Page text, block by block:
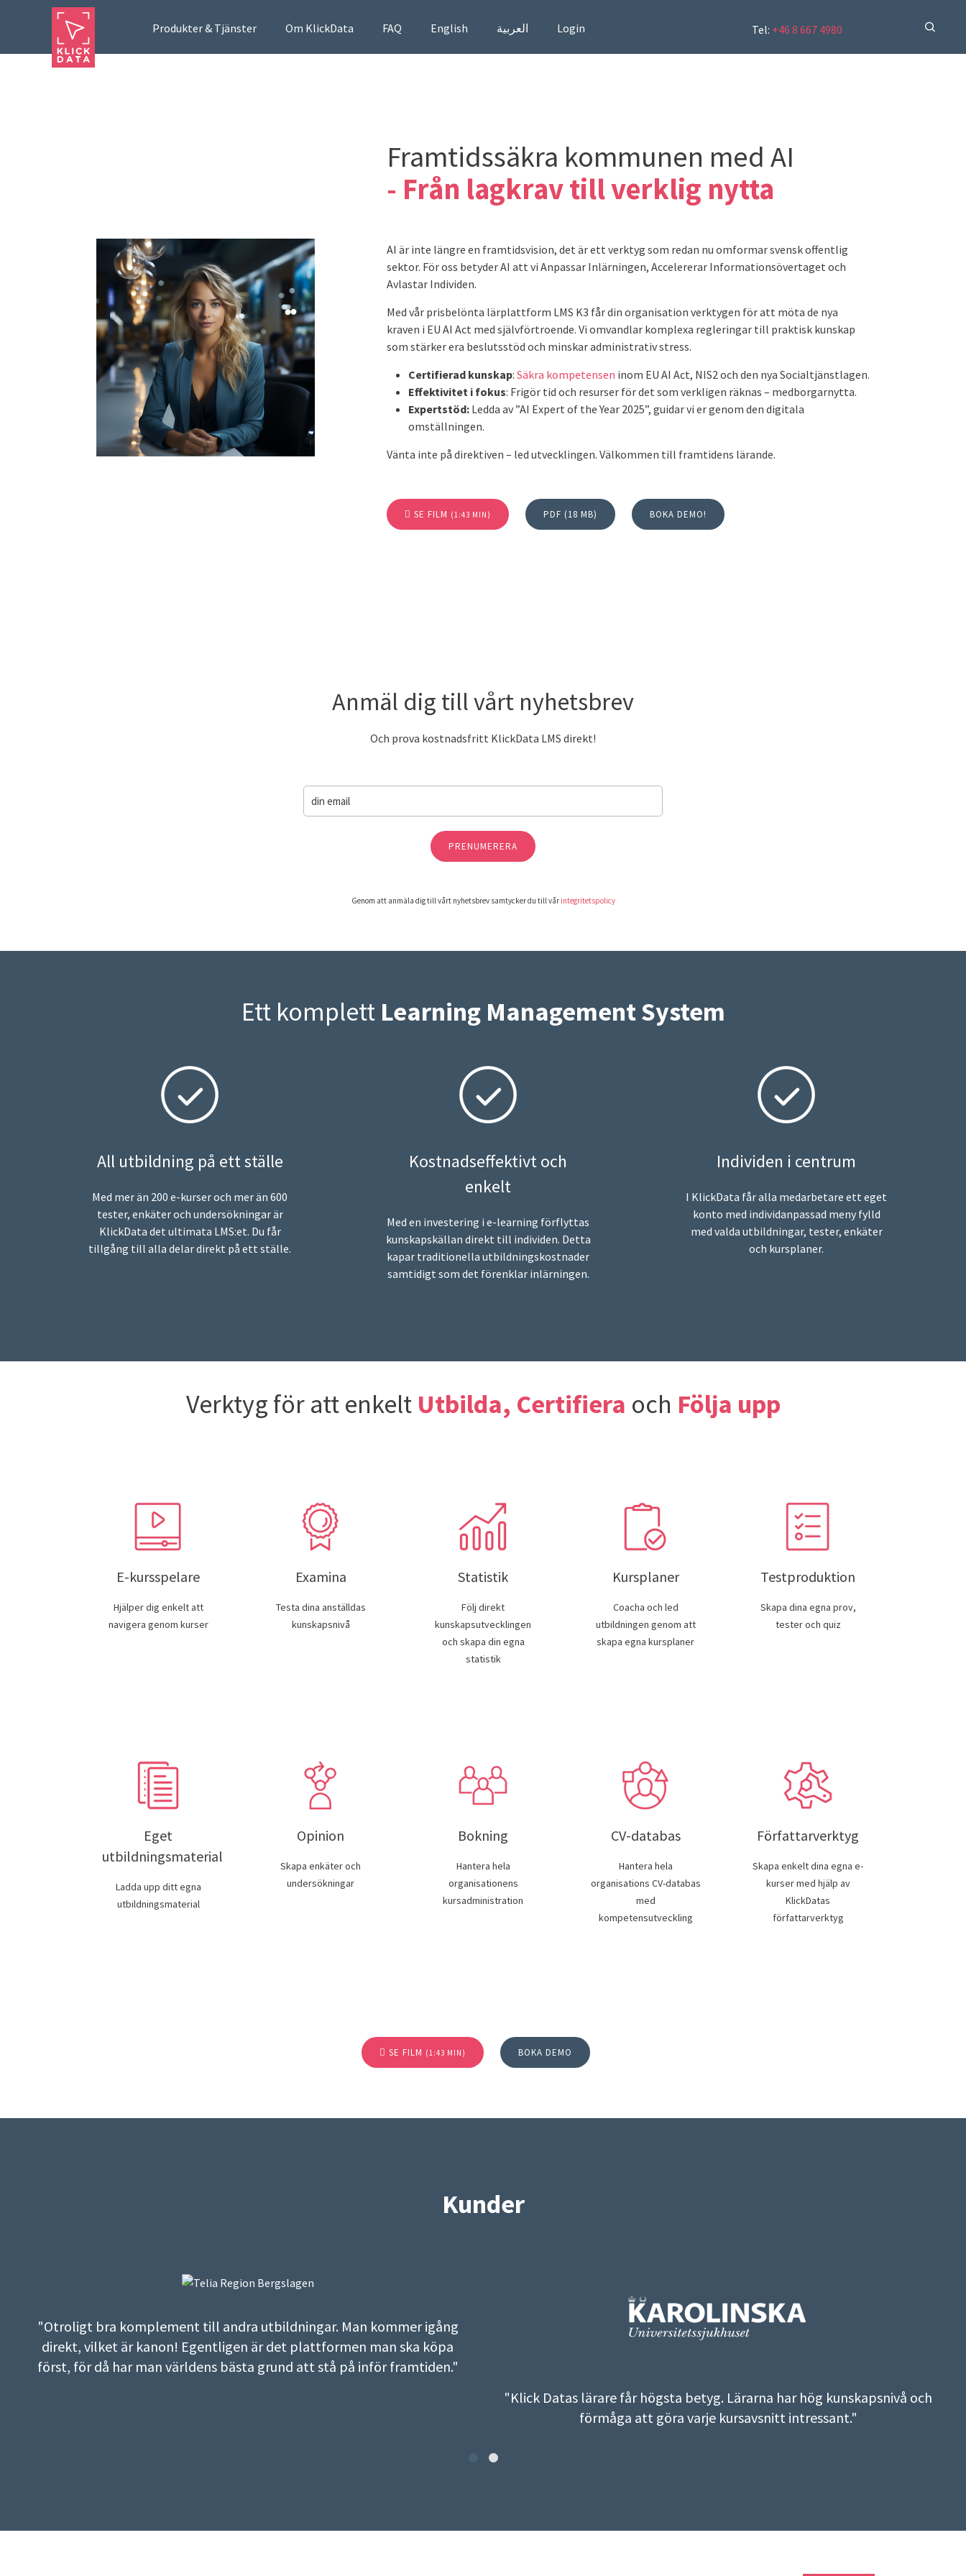
Produkter & Tjänster Om KlickData FAQ English العربية Login Tel: +46 8 667 4980
Framtidssäkra kommunen med AI
- Från lagkrav till verklig nytta
AI är inte längre en framtidsvision, det är ett verktyg som redan nu omformar svensk offentlig
sektor. För oss betyder AI att vi Anpassar Inlärningen, Accelererar Informationsövertaget och
Avlastar Individen.
Med vår prisbelönta lärplattform LMS K3 får din organisation verktygen för att möta de nya
kraven i EU AI Act med självförtroende. Vi omvandlar komplexa regleringar till praktisk kunskap
som stärker era beslutsstöd och minskar administrativ stress.
Certifierad kunskap: Säkra kompetensen inom EU AI Act, NIS2 och den nya Socialtjänstlagen.
Effektivitet i fokus: Frigör tid och resurser för det som verkligen räknas – medborgarnytta.
Expertstöd:Ledda av ”AI Expert of the Year 2025”, guidar vi er genom den digitala
omställningen.
Vänta inte på direktiven – led utvecklingen. Välkommen till framtidens lärande.
SE FILM (1:43 MIN) PDF (18 MB) BOKA DEMO!
Anmäl dig till vårt nyhetsbrev
Och prova kostnadsfritt KlickData LMS direkt!
PRENUMERERA
Genom att anmäla dig till vårt nyhetsbrev samtycker du till vår integritetspolicy
Ett komplett Learning Management System
All utbildning på ett ställe
Med mer än 200 e-kurser och mer än 600
tester, enkäter och undersökningar är
KlickData det ultimata LMS:et. Du får
tillgång till alla delar direkt på ett ställe.
Kostnadseffektivt och
enkelt
Med en investering i e-learning förflyttas
kunskapskällan direkt till individen. Detta
kapar traditionella utbildningskostnader
samtidigt som det förenklar inlärningen.
Individen i centrum
I KlickData får alla medarbetare ett eget
konto med individanpassad meny fylld
med valda utbildningar, tester, enkäter
och kursplaner.
Verktyg för att enkelt Utbilda, Certifiera och Följa upp
E-kursspelare
Hjälper dig enkelt att
navigera genom kurser
Examina
Testa dina anställdas
kunskapsnivå
Statistik
Följ direkt
kunskapsutvecklingen
och skapa din egna
statistik
Kursplaner
Coacha och led
utbildningen genom att
skapa egna kursplaner
Testproduktion
Skapa dina egna prov,
tester och quiz
Eget
utbildningsmaterial
Ladda upp ditt egna
utbildningsmaterial
Opinion
Skapa enkäter och
undersökningar
Bokning
Hantera hela
organisationens
kursadministration
CV-databas
Hantera hela
organisations CV-databas
med
kompetensutveckling
Författarverktyg
Skapa enkelt dina egna e-
kurser med hjälp av
KlickDatas
författarverktyg
SE FILM (1:43 MIN) BOKA DEMO
Kunder
"Otroligt bra komplement till andra utbildningar. Man kommer igång
direkt, vilket är kanon! Egentligen är det plattformen man ska köpa
först, för då har man världens bästa grund att stå på inför framtiden."
"Klick Datas lärare får högsta betyg. Lärarna har hög kunskapsnivå och
förmåga att göra varje kursavsnitt intressant."